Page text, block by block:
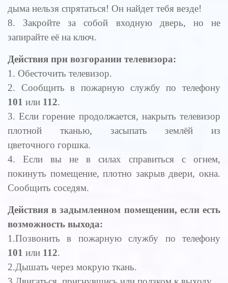
дыма нельзя спрятаться! Он найдет тебя везде!
8. Закройте за собой входную дверь, но не
запирайте её на ключ.
Действия при возгорании телевизора:
1. Обесточить телевизор.
2. Сообщить в пожарную службу по телефону
101 или 112.
3. Если горение продолжается, накрыть телевизор
плотной тканью, засыпать землёй из
цветочного горшка.
4. Если вы не в силах справиться с огнем,
покинуть помещение, плотно закрыв двери, окна.
Сообщить соседям.
Действия в задымленном помещении, если есть
возможность выхода:
1.Позвонить в пожарную службу по телефону
101 или 112.
2.Дышать через мокрую ткань.